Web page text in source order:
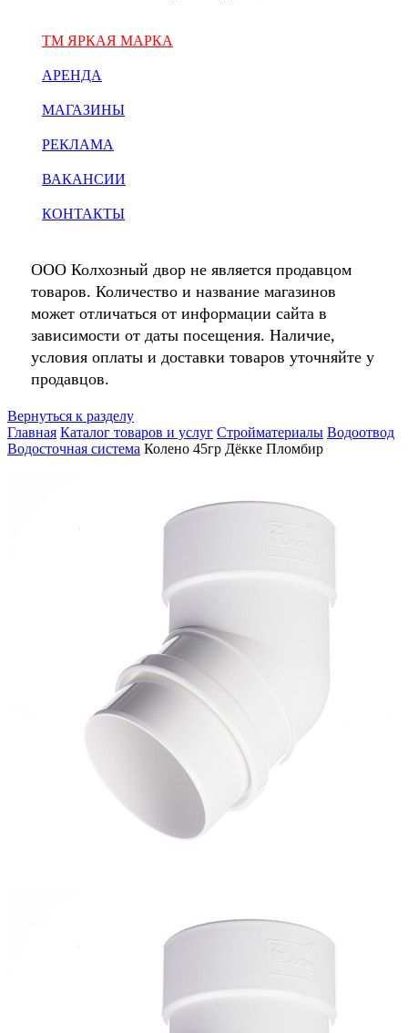
ТМ ЯРКАЯ МАРКА
АРЕНДА
МАГАЗИНЫ
РЕКЛАМА
ВАКАНСИИ
КОНТАКТЫ
ООО Колхозный двор не является продавцом
товаров. Количество и название магазинов
может отличаться от информации сайта в
зависимости от даты посещения. Наличие,
условия оплаты и доставки товаров уточняйте у
продавцов.
Вернуться к разделу
Главная Каталог товаров и услуг Стройматериалы Водоотвод
Водосточная система Колено 45гр Дёкке Пломбир